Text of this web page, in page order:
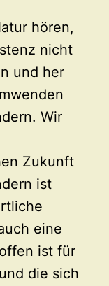
hören,
nicht
und her
Wir
Zukunft
ist
eine
ist für
die sich